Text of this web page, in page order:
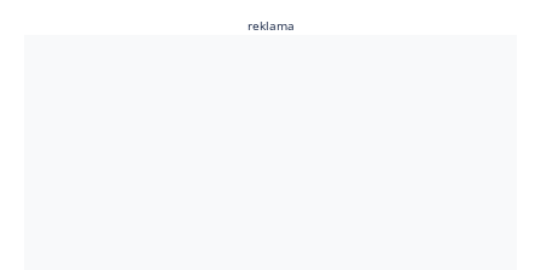
reklama